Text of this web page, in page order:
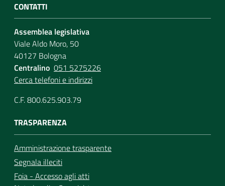
CONTATTI
Assemblea legislativa
Viale Aldo Moro, 50
40127 Bologna
Centralino 051 5275226
Cerca telefoni e indirizzi
C.F. 800.625.903.79
TRASPARENZA
Amministrazione trasparente
Segnala illeciti
Foia - Accesso agli atti